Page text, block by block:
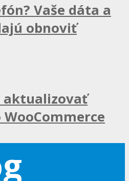
Vaše dáta a
obnoviť
aktualizovať
WooCommerce